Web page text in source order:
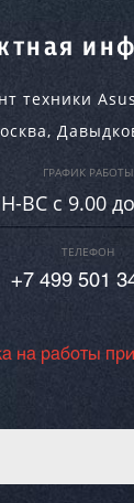
техники
,
ГРАФИК РАБОТЫ
ВC c 9.00
ТЕЛЕФОН
+7 499 501
на работы